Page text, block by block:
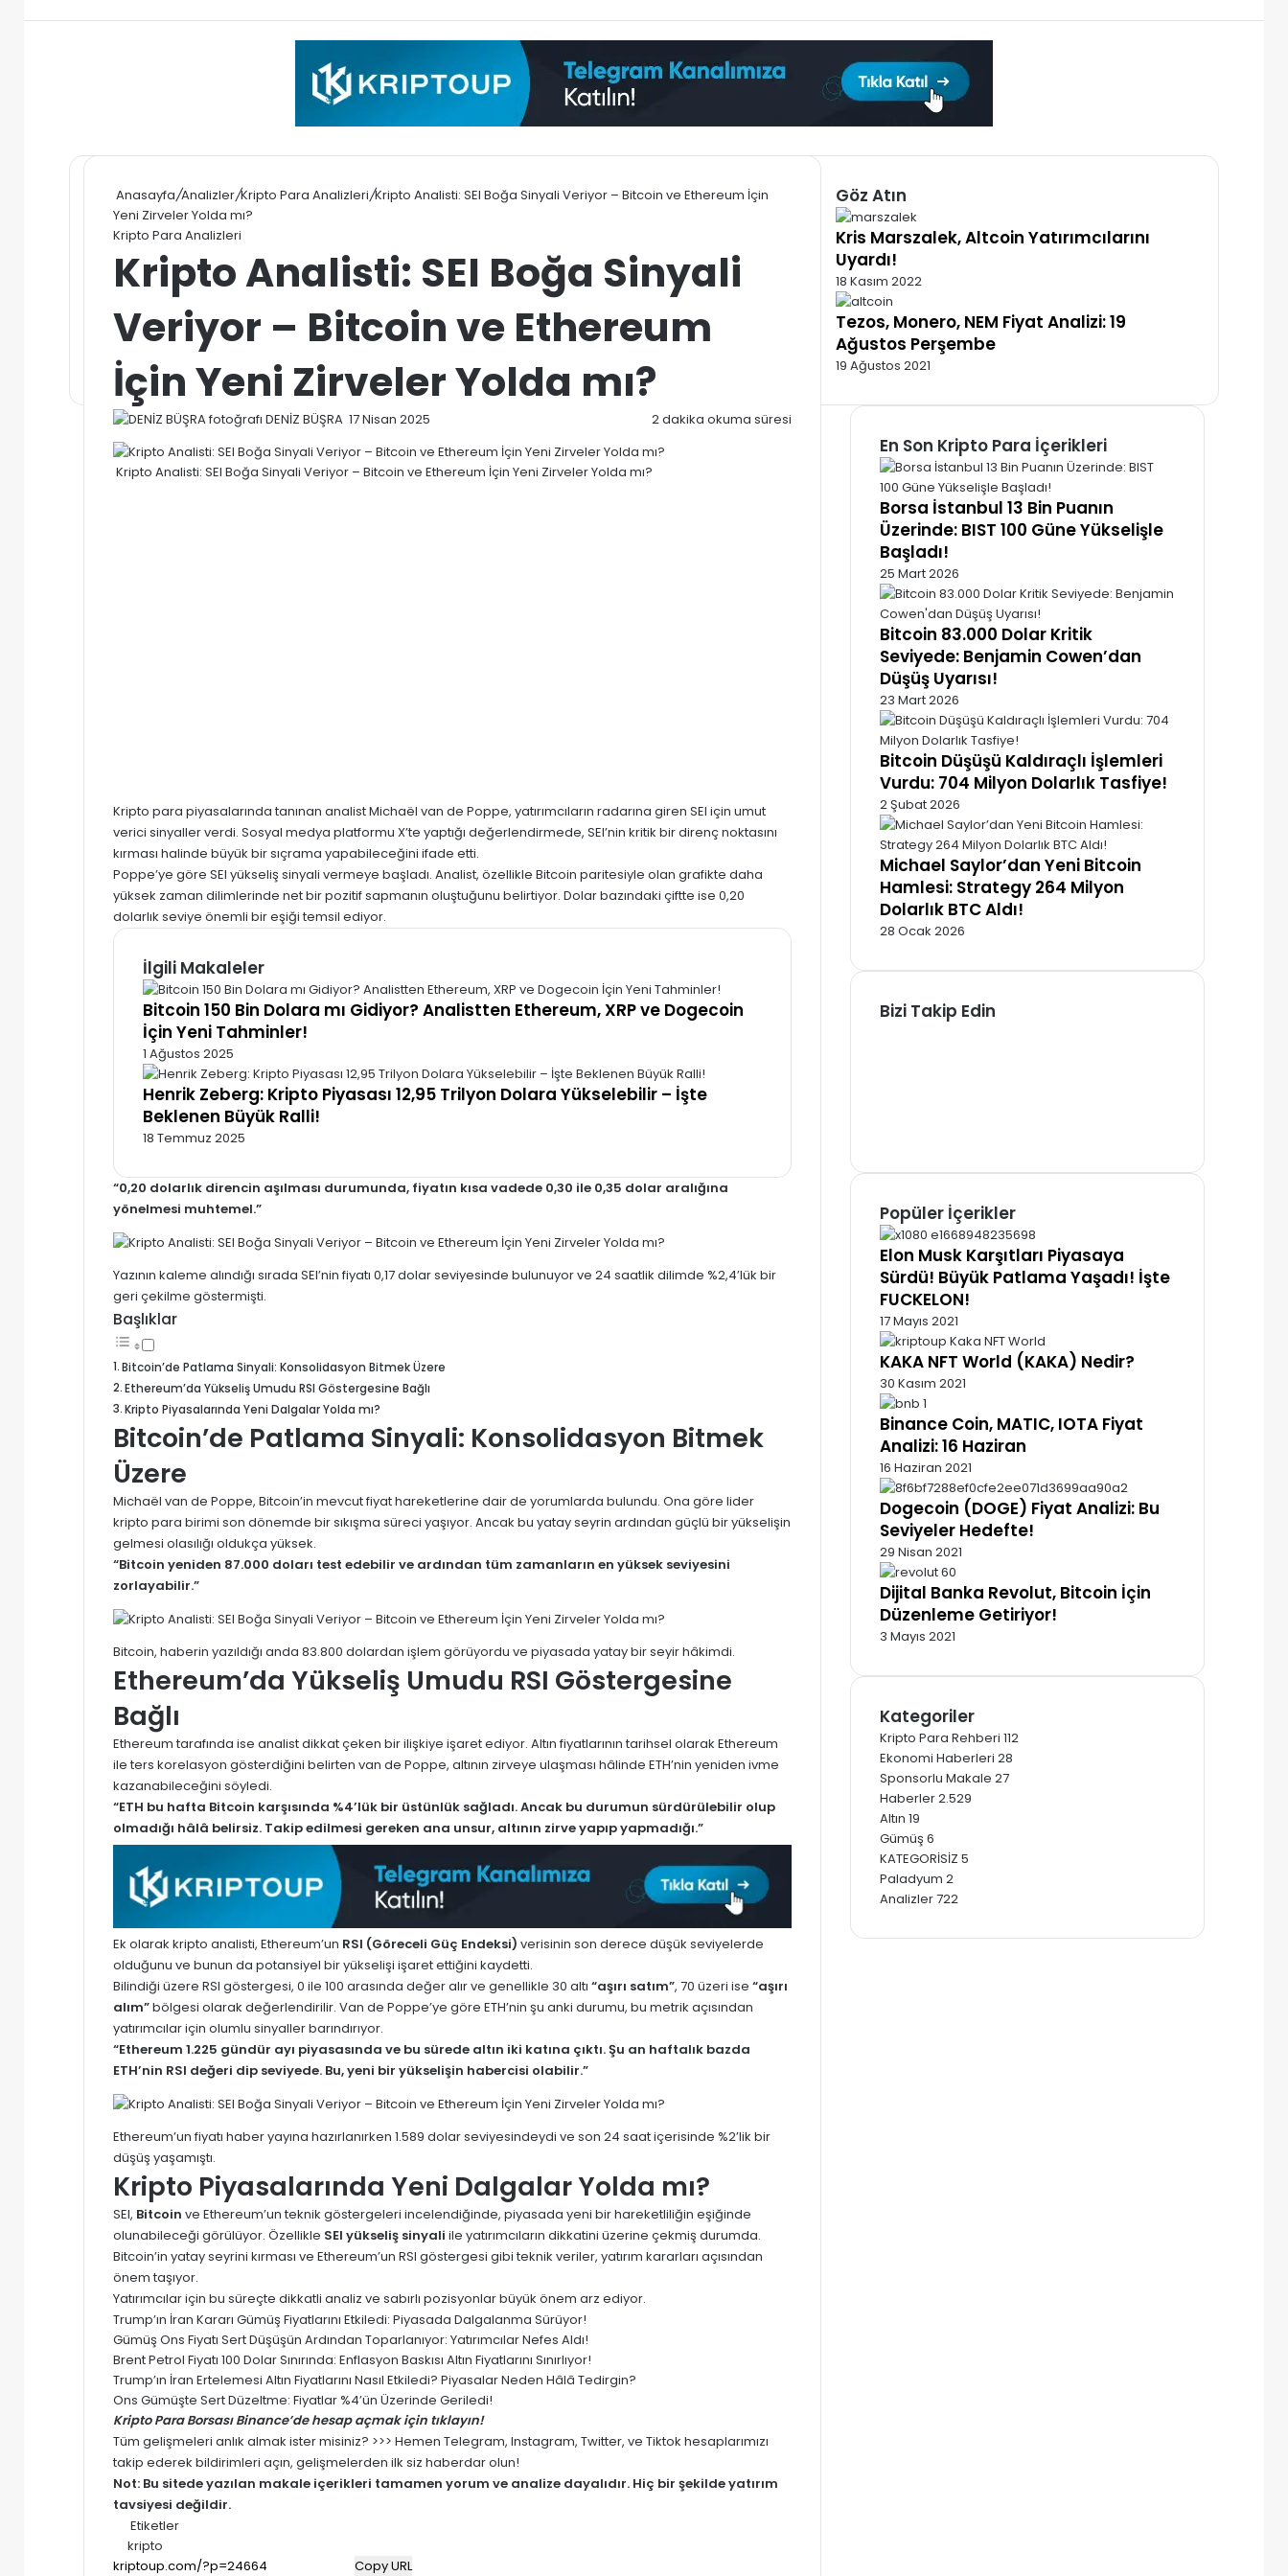
Anasayfa/Analizler/Kripto Para Analizleri/Kripto Analisti: SEI Boğa Sinyali Veriyor – Bitcoin ve Ethereum İçin
Yeni Zirveler Yolda mı?
Kripto Para Analizleri
Kripto Analisti: SEI Boğa Sinyali
Veriyor – Bitcoin ve Ethereum
İçin Yeni Zirveler Yolda mı?
DENİZ BÜŞRA Bir
posta
göndermek
17 Nisan 2025 2 dakika okuma süresi
Kripto Analisti: SEI Boğa Sinyali Veriyor – Bitcoin ve Ethereum İçin Yeni Zirveler Yolda mı?
Kripto para piyasalarında tanınan analist Michaël van de Poppe, yatırımcıların radarına giren SEI için umut
verici sinyaller verdi. Sosyal medya platformu X’te yaptığı değerlendirmede, SEI’nin kritik bir direnç noktasını
kırması halinde büyük bir sıçrama yapabileceğini ifade etti.
Poppe’ye göre SEI yükseliş sinyali vermeye başladı. Analist, özellikle Bitcoin paritesiyle olan grafikte daha
yüksek zaman dilimlerinde net bir pozitif sapmanın oluştuğunu belirtiyor. Dolar bazındaki çiftte ise 0,20
dolarlık seviye önemli bir eşiği temsil ediyor.
İlgili Makaleler
Bitcoin 150 Bin Dolara mı Gidiyor? Analistten Ethereum, XRP ve Dogecoin
İçin Yeni Tahminler!
1 Ağustos 2025
Henrik Zeberg: Kripto Piyasası 12,95 Trilyon Dolara Yükselebilir – İşte
Beklenen Büyük Ralli!
18 Temmuz 2025
“0,20 dolarlık direncin aşılması durumunda, fiyatın kısa vadede 0,30 ile 0,35 dolar aralığına
yönelmesi muhtemel.”
Yazının kaleme alındığı sırada SEI’nin fiyatı 0,17 dolar seviyesinde bulunuyor ve 24 saatlik dilimde %2,4’lük bir
geri çekilme göstermişti.
Başlıklar
Bitcoin’de Patlama Sinyali: Konsolidasyon Bitmek Üzere
Ethereum’da Yükseliş Umudu RSI Göstergesine Bağlı
Kripto Piyasalarında Yeni Dalgalar Yolda mı?
Bitcoin’de Patlama Sinyali: Konsolidasyon Bitmek
Üzere
Michaël van de Poppe, Bitcoin’in mevcut fiyat hareketlerine dair de yorumlarda bulundu. Ona göre lider
kripto para birimi son dönemde bir sıkışma süreci yaşıyor. Ancak bu yatay seyrin ardından güçlü bir yükselişin
gelmesi olasılığı oldukça yüksek.
“Bitcoin yeniden 87.000 doları test edebilir ve ardından tüm zamanların en yüksek seviyesini
zorlayabilir.”
Bitcoin, haberin yazıldığı anda 83.800 dolardan işlem görüyordu ve piyasada yatay bir seyir hâkimdi.
Ethereum’da Yükseliş Umudu RSI Göstergesine
Bağlı
Ethereum tarafında ise analist dikkat çeken bir ilişkiye işaret ediyor. Altın fiyatlarının tarihsel olarak Ethereum
ile ters korelasyon gösterdiğini belirten van de Poppe, altının zirveye ulaşması hâlinde ETH’nin yeniden ivme
kazanabileceğini söyledi.
“ETH bu hafta Bitcoin karşısında %4’lük bir üstünlük sağladı. Ancak bu durumun sürdürülebilir olup
olmadığı hâlâ belirsiz. Takip edilmesi gereken ana unsur, altının zirve yapıp yapmadığı.”
Ek olarak kripto analisti, Ethereum’un RSI (Göreceli Güç Endeksi) verisinin son derece düşük seviyelerde
olduğunu ve bunun da potansiyel bir yükselişi işaret ettiğini kaydetti.
Bilindiği üzere RSI göstergesi, 0 ile 100 arasında değer alır ve genellikle 30 altı “aşırı satım”, 70 üzeri ise “aşırı
alım”bölgesi olarak değerlendirilir. Van de Poppe’ye göre ETH’nin şu anki durumu, bu metrik açısından
yatırımcılar için olumlu sinyaller barındırıyor.
“Ethereum 1.225 gündür ayı piyasasında ve bu sürede altın iki katına çıktı. Şu an haftalık bazda
ETH’nin RSI değeri dip seviyede. Bu, yeni bir yükselişin habercisi olabilir.”
Ethereum’un fiyatı haber yayına hazırlanırken 1.589 dolar seviyesindeydi ve son 24 saat içerisinde %2’lik bir
düşüş yaşamıştı.
Kripto Piyasalarında Yeni Dalgalar Yolda mı?
SEI, Bitcoin ve Ethereum’un teknik göstergeleri incelendiğinde, piyasada yeni bir hareketliliğin eşiğinde
olunabileceği görülüyor. Özellikle SEI yükseliş sinyali ile yatırımcıların dikkatini üzerine çekmiş durumda.
Bitcoin’in yatay seyrini kırması ve Ethereum’un RSI göstergesi gibi teknik veriler, yatırım kararları açısından
önem taşıyor.
Yatırımcılar için bu süreçte dikkatli analiz ve sabırlı pozisyonlar büyük önem arz ediyor.
Trump’ın İran Kararı Gümüş Fiyatlarını Etkiledi: Piyasada Dalgalanma Sürüyor!
Gümüş Ons Fiyatı Sert Düşüşün Ardından Toparlanıyor: Yatırımcılar Nefes Aldı!
Brent Petrol Fiyatı 100 Dolar Sınırında: Enflasyon Baskısı Altın Fiyatlarını Sınırlıyor!
Trump’ın İran Ertelemesi Altın Fiyatlarını Nasıl Etkiledi? Piyasalar Neden Hâlâ Tedirgin?
Ons Gümüşte Sert Düzeltme: Fiyatlar %4’ün Üzerinde Geriledi!
Kripto Para Borsası Binance’de hesap açmak için tıklayın!
Tüm gelişmeleri anlık almak ister misiniz? >>> Hemen Telegram, Instagram, Twitter, ve Tiktok hesaplarımızı
takip ederek bildirimleri açın, gelişmelerden ilk siz haberdar olun!
Not: Bu sitede yazılan makale içerikleri tamamen yorum ve analize dayalıdır. Hiç bir şekilde yatırım
tavsiyesi değildir.
Etiketler
kripto
Copy URL
Göz Atın
Kapalı
Kris Marszalek, Altcoin Yatırımcılarını
Uyardı!
18 Kasım 2022
Tezos, Monero, NEM Fiyat Analizi: 19
Ağustos Perşembe
19 Ağustos 2021
En Son Kripto Para İçerikleri
Borsa İstanbul 13 Bin Puanın
Üzerinde: BIST 100 Güne Yükselişle
Başladı!
25 Mart 2026
Bitcoin 83.000 Dolar Kritik
Seviyede: Benjamin Cowen’dan
Düşüş Uyarısı!
23 Mart 2026
Bitcoin Düşüşü Kaldıraçlı İşlemleri
Vurdu: 704 Milyon Dolarlık Tasfiye!
2 Şubat 2026
Michael Saylor’dan Yeni Bitcoin
Hamlesi: Strategy 264 Milyon
Dolarlık BTC Aldı!
28 Ocak 2026
Bizi Takip Edin
Popüler İçerikler
Elon Musk Karşıtları Piyasaya
Sürdü! Büyük Patlama Yaşadı! İşte
FUCKELON!
17 Mayıs 2021
KAKA NFT World (KAKA) Nedir?
30 Kasım 2021
Binance Coin, MATIC, IOTA Fiyat
Analizi: 16 Haziran
16 Haziran 2021
Dogecoin (DOGE) Fiyat Analizi: Bu
Seviyeler Hedefte!
29 Nisan 2021
Dijital Banka Revolut, Bitcoin İçin
Düzenleme Getiriyor!
3 Mayıs 2021
Kategoriler
Kripto Para Rehberi 112
Ekonomi Haberleri 28
Sponsorlu Makale 27
Haberler2.529
Altın 19
Gümüş 6
KATEGORİSİZ 5
Paladyum 2
Analizler722